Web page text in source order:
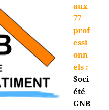
aux
77
prof
essi
onn
els :
Soci
été
GNB